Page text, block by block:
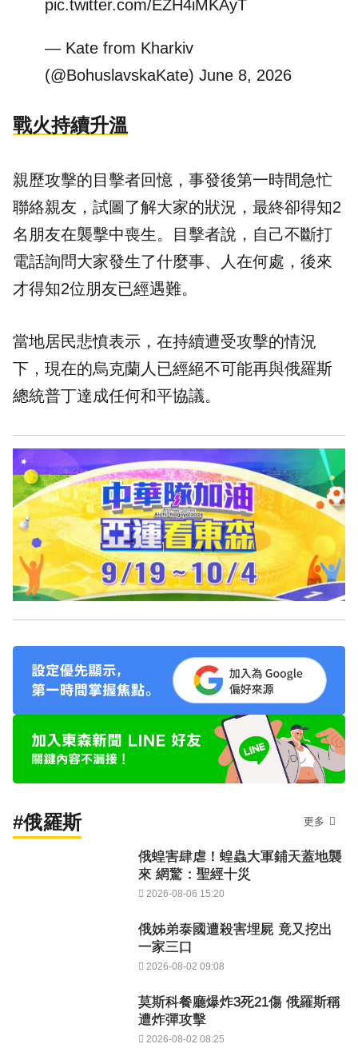
pic.twitter.com/EZH4iMKAyT
— Kate from Kharkiv
(@BohuslavskaKate) June 8, 2026
戰火持續升溫
親歷攻擊的目擊者回憶，事發後第一時間急忙
聯絡親友，試圖了解大家的狀況，最終卻得知2
名朋友在襲擊中喪生。目擊者說，自己不斷打
電話詢問大家發生了什麼事、人在何處，後來
才得知2位朋友已經遇難。
當地居民悲憤表示，在持續遭受攻擊的情況
下，現在的烏克蘭人已經絕不可能再與俄羅斯
總統普丁達成任何和平協議。
#俄羅斯 更多
俄蝗害肆虐！蝗蟲大軍鋪天蓋地襲
來 網驚：聖經十災
2026-08-06 15:20
俄姊弟泰國遭殺害埋屍 竟又挖出
一家三口
2026-08-02 09:08
莫斯科餐廳爆炸3死21傷 俄羅斯稱
遭炸彈攻擊
2026-08-02 08:25